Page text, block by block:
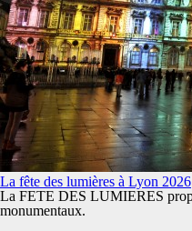
La fête des lumières à Lyon 2026
La FETE DES LUMIERES
monumentaux.